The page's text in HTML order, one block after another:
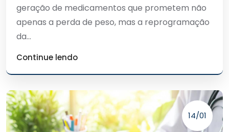
geração de medicamentos que prometem não
apenas a perda de peso, mas a reprogramação
da...
Continue lendo
14/01